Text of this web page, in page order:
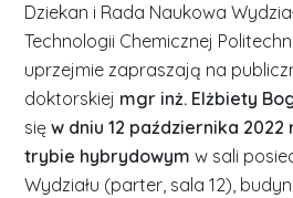
Dziekan i Rada Naukowa
Technologii Chemicznej
uprzejmie zapraszają na
doktorskiej mgr inż. Elżbiety
sięw dniu 12 października 2022
trybie hybrydowym w sali
Wydziału (parter, sala 12),